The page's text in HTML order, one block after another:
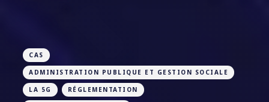
CAS
ADMINISTRATION PUBLIQUE ET GESTION SOCIALE
LA 5G RÉGLEMENTATION